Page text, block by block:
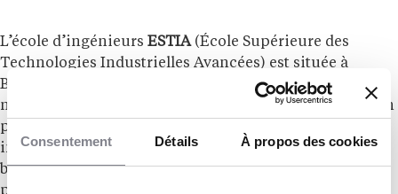
Consentement Détails À propos des cookies
L’école d’ingénieurs ESTIA(École Supérieure des
Technologies Industrielles Avancées) est située à
Bidart, au sein de la technopole Izarbel. Animé par 3
moteurs : international, pluridisciplinarité, interaction
permanente avec l’entreprise. L’ESTIA forme des
ingénieurs généralistes trilingues, responsables de
bureaux d’études et méthodes, responsables de